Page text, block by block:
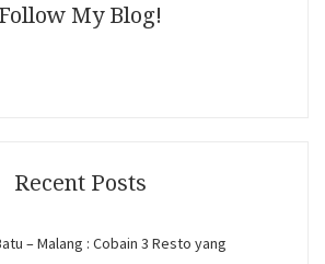
Follow My Blog!
Recent Posts
– Malang : Cobain 3 Resto yang